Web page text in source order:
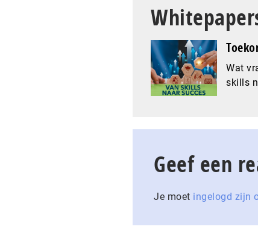
Wat
skills
Geef een
Je moet ingelogd zijn